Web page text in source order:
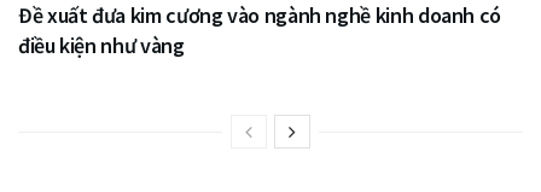
Đề xuất đưa kim cương vào ngành nghề kinh doanh có
điều kiện như vàng